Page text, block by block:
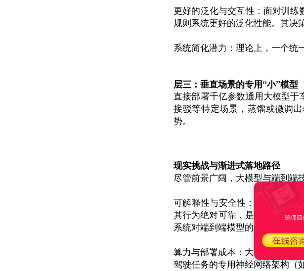
更好的泛化与交互性：面对训
规则系统更好的泛化性能。其决
系统简化潜力：理论上，一个统
层三：垂直场景的专用“小”模型
直接部署千亿参数通用大模型于
接驳等特定场景，蒸馏或微调
势。
现实挑战与渐进式落地路径
尽管前景广阔，大模型与端到端
可解释性与安全性：端到端模
其行为绝对可靠，是工程化落地
系统对端到端模型的输出进行实
算力与部署成本：大模型推理需
驾驶任务的专用神经网络架构（
确保